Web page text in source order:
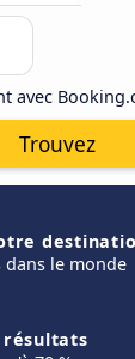
avec
Trouvez
le monde
résultats